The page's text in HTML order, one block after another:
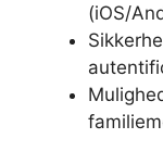
(iOS/